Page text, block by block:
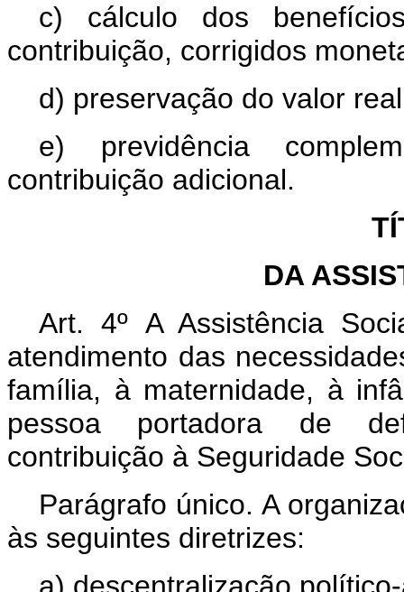
c) cálculo dos
contribuição, corrigidos
d) preservação do valor
e) previdência
contribuição adicional.
DA
Art. 4º A Assistência
atendimento das
família, à maternidade, à
pessoa portadora de
contribuição à Seguridade
Parágrafo único. A
às seguintes diretrizes: